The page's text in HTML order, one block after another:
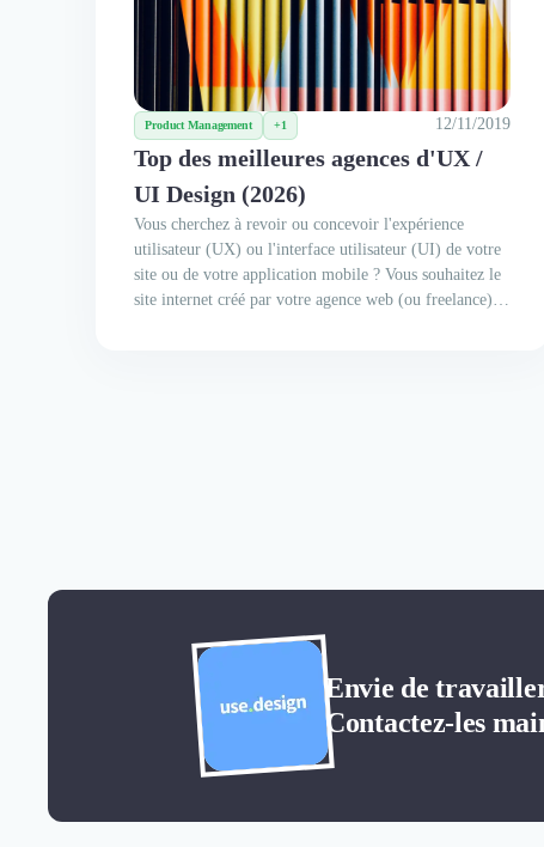
Product Management +1 12/11/2019
Top des meilleures agences d'UX /
UI Design (2026)
Vous cherchez à revoir ou concevoir l'expérience
utilisateur (UX) ou l'interface utilisateur (UI) de votre
site ou de votre application mobile ? Vous souhaitez le
site internet créé par votre agence web (ou freelance) et
Envie de
Contactez-les